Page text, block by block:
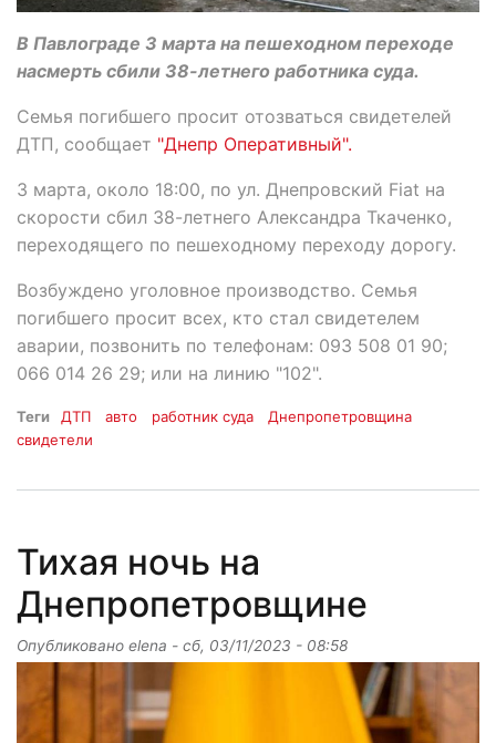
В Павлограде 3 марта на пешеходном переходе
насмерть сбили 38-летнего работника суда.
Семья погибшего просит отозваться свидетелей
ДТП, сообщает "Днепр Оперативный".
3 марта, около 18:00, по ул. Днепровский Fiat на
скорости сбил 38-летнего Александра Ткаченко,
переходящего по пешеходному переходу дорогу.
Возбуждено уголовное производство. Семья
погибшего просит всех, кто стал свидетелем
аварии, позвонить по телефонам: 093 508 01 90;
066 014 26 29; или на линию "102".
Теги ДТП авто работник суда
Днепропетровщина
свидетели
Тихая ночь на
Днепропетровщине
Опубликовано elena - сб, 03/11/2023 - 08:58